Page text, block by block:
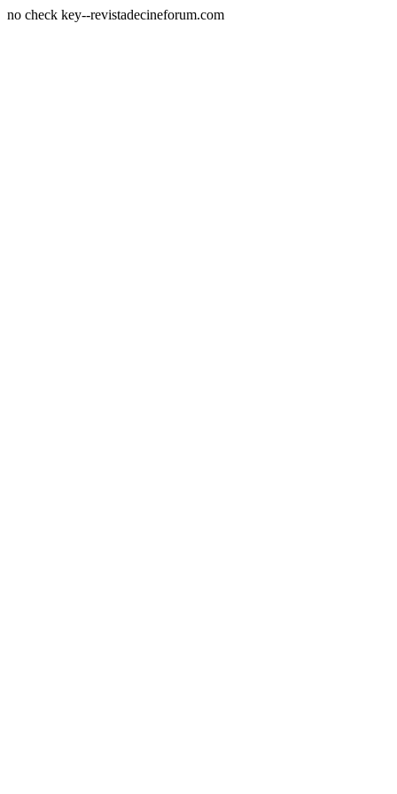
no check key--revistadecineforum.com